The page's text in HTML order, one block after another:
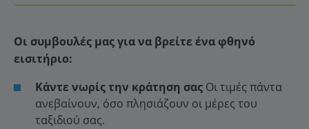
Οι συμβουλές μας για να βρείτε ένα φθηνό
εισιτήριο:
Κάντε νωρίς την κράτηση σας Οι τιμές πάντα
ανεβαίνουν, όσο πλησιάζουν οι μέρες του
ταξιδιού σας.